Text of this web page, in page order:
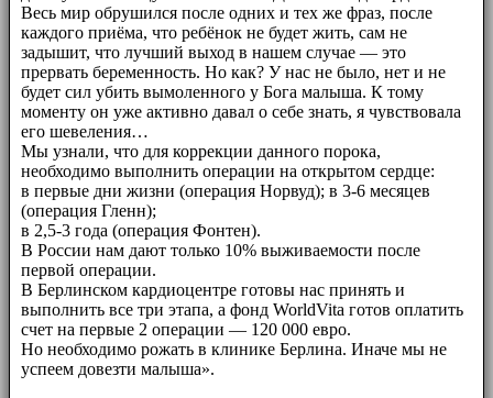
Весь мир обрушился после одних и тех же фраз, после
каждого приёма, что ребёнок не будет жить, сам не
задышит, что лучший выход в нашем случае — это
прервать беременность. Но как? У нас не было, нет и не
будет сил убить вымоленного у Бога малыша. К тому
моменту он уже активно давал о себе знать, я чувствовала
его шевеления…
Мы узнали, что для коррекции данного порока,
необходимо выполнить операции на открытом сердце:
в первые дни жизни (операция Норвуд); в 3-6 месяцев
(операция Гленн);
в 2,5-3 года (операция Фонтен).
В России нам дают только 10% выживаемости после
первой операции.
В Берлинском кардиоцентре готовы нас принять и
выполнить все три этапа, а фонд WorldVita готов оплатить
счет на первые 2 операции — 120 000 евро.
Но необходимо рожать в клинике Берлина. Иначе мы не
успеем довезти малыша».